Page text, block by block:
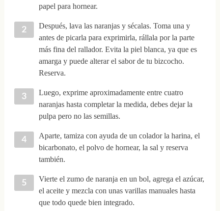
papel para hornear.
Después, lava las naranjas y sécalas. Toma una y
antes de picarla para exprimirla, rállala por la parte
más fina del rallador. Evita la piel blanca, ya que es
amarga y puede alterar el sabor de tu bizcocho.
Reserva.
Luego, exprime aproximadamente entre cuatro
naranjas hasta completar la medida, debes dejar la
pulpa pero no las semillas.
Aparte, tamiza con ayuda de un colador la harina, el
bicarbonato, el polvo de hornear, la sal y reserva
también.
Vierte el zumo de naranja en un bol, agrega el azúcar,
el aceite y mezcla con unas varillas manuales hasta
que todo quede bien integrado.